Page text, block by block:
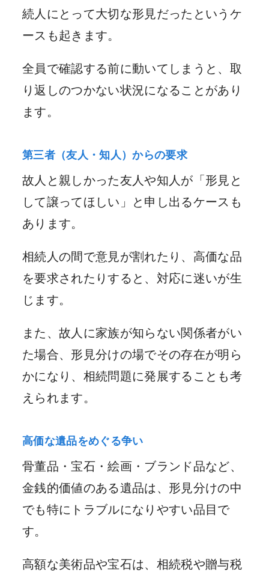
続人にとって大切な形見だったというケ
ースも起きます。
全員で確認する前に動いてしまうと、取
り返しのつかない状況になることがあり
ます。
第三者（友人・知人）からの要求
故人と親しかった友人や知人が「形見と
して譲ってほしい」と申し出るケースも
あります。
相続人の間で意見が割れたり、高価な品
を要求されたりすると、対応に迷いが生
じます。
また、故人に家族が知らない関係者がい
た場合、形見分けの場でその存在が明ら
かになり、相続問題に発展することも考
えられます。
高価な遺品をめぐる争い
骨董品・宝石・絵画・ブランド品など、
金銭的価値のある遺品は、形見分けの中
でも特にトラブルになりやすい品目で
す。
高額な美術品や宝石は、相続税や贈与税